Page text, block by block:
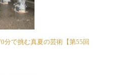
分で挑む真夏の芸術【第55回